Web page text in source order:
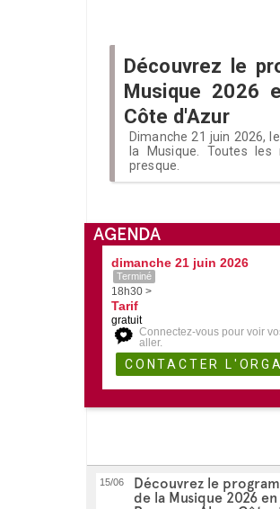
Découvrez le
Musique 2026
Côte d'Azur
Dimanche 21 juin 2026,
la Musique. Toutes
presque.
AGENDA
dimanche 21 juin 2026
Terminé
18h30 >
Tarif
gratuit
Connectez-vous pour voir
aller.
15/06
Découvrez le
de la Musique 2026